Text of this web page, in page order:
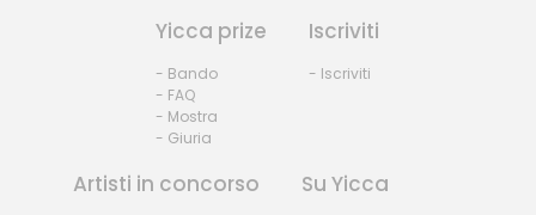
Yicca prize
- Bando
- FAQ
- Mostra
- Giuria
Iscriviti
- Iscriviti
Artisti in concorso Su Yicca